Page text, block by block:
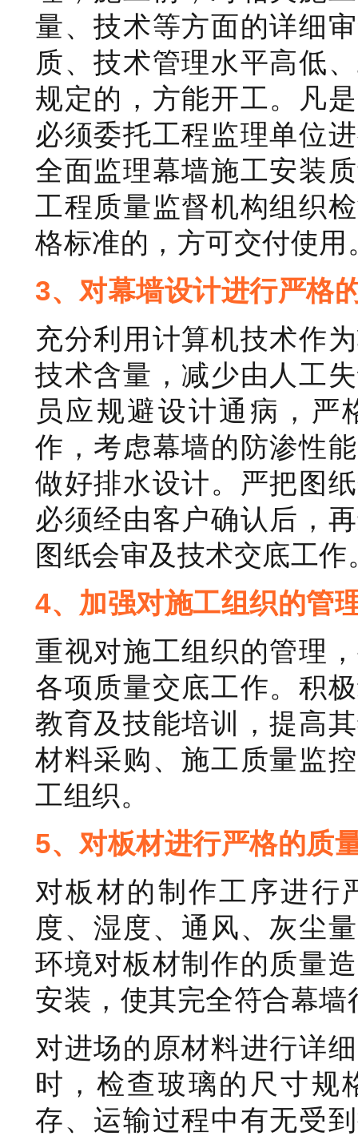
量、技术等方面的详细
质、技术管理水平高低
规定的，方能开工。凡
必须委托工程监理单位
全面监理幕墙施工安装
工程质量监督机构组织
格标准的，方可交付使用
3、对幕墙设计进行严格
充分利用计算机技术作
技术含量，减少由人工
员应规避设计通病，严
作，考虑幕墙的防渗性
做好排水设计。严把图
必须经由客户确认后，
图纸会审及技术交底工作
4、加强对施工组织的管
重视对施工组织的管理
各项质量交底工作。积
教育及技能培训，提高
材料采购、施工质量监
工组织。
5、对板材进行严格的质
对板材的制作工序进行
度、湿度、通风、灰尘
环境对板材制作的质量
安装，使其完全符合幕
对进场的原材料进行详
时，检查玻璃的尺寸规
存、运输过程中有无受